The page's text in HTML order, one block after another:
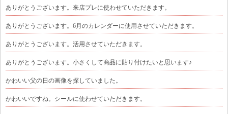
ありがとうございます。来店プレに使わせていただきます。
ありがとうございます。6月のカレンダーに使用させていただきます。
ありがとうございます。活用させていただきます。
ありがとうございます。小さくして商品に貼り付けたいと思います♪
かわいい父の日の画像を探していました。
かわいいですね。シールに使わせていただきます。